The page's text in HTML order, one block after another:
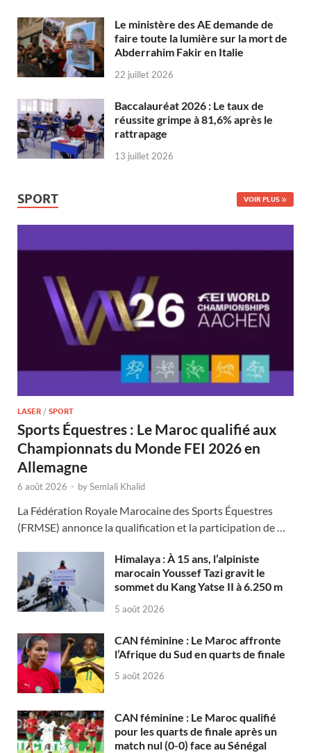
Le ministère des AE demande de
faire toute la lumière sur la mort de
Abderrahim Fakir en Italie
22 juillet 2026
Baccalauréat 2026 : Le taux de
réussite grimpe à 81,6% après le
rattrapage
13 juillet 2026
SPORT VOIR PLUS
LASER / SPORT
Sports Équestres : Le Maroc qualifié aux
Championnats du Monde FEI 2026 en
Allemagne
6 août 2026 - bySemlali Khalid
La Fédération Royale Marocaine des Sports Équestres
(FRMSE) annonce la qualification et la participation de …
Himalaya : À 15 ans, l’alpiniste
marocain Youssef Tazi gravit le
sommet du Kang Yatse II à 6.250 m
5 août 2026
CAN féminine : Le Maroc affronte
l’Afrique du Sud en quarts de finale
5 août 2026
CAN féminine : Le Maroc qualifié
pour les quarts de finale après un
match nul (0-0) face au Sénégal